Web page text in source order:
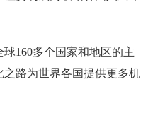
160多个国家和地区的主
路为世界各国提供更多机